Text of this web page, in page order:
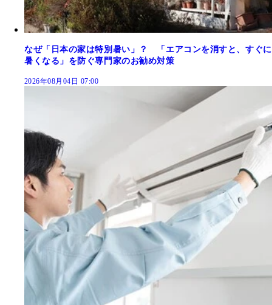
なぜ「日本の家は特別暑い」？ 「エアコンを消すと、すぐに
暑くなる」を防ぐ専門家のお勧め対策
2026年08月04日 07:00